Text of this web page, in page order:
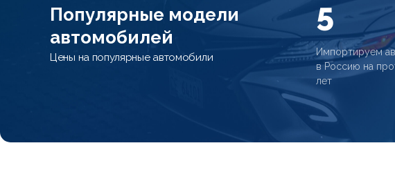
Популярные модели
автомобилей
Цены на популярные автомобили
5
Импортируем
в Россию на
лет